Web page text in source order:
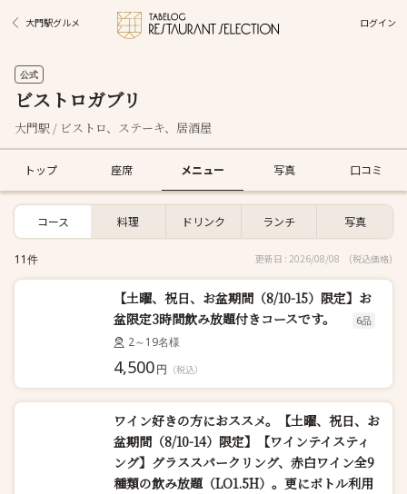
大門駅グルメ ログイン
公式
ビストロガブリ
大門駅 / ビストロ、ステーキ、居酒屋
トップ 座席 メニュー 写真 口コミ
コース 料理 ドリンク ランチ 写真
11件 更新日 : 2026/08/08 (税込価格)
【土曜、祝日、お盆期間（8/10-15）限定】お
盆限定3時間飲み放題付きコースです。
6品
2～19名様
4,500円 （税込）
ワイン好きの方におススメ。【土曜、祝日、お
盆期間（8/10-14）限定】【ワインテイスティ
ング】グラススパークリング、赤白ワイン全9
種類の飲み放題（LO1.5H）。更にボトル利用